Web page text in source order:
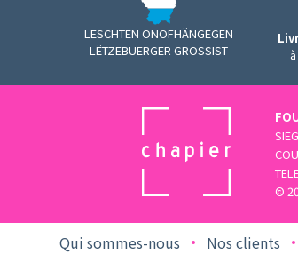
LESCHTEN ONOFHÄNGEGEN
LËTZEBUERGER GROSSIST
©
Qui sommes-nous Nos clients